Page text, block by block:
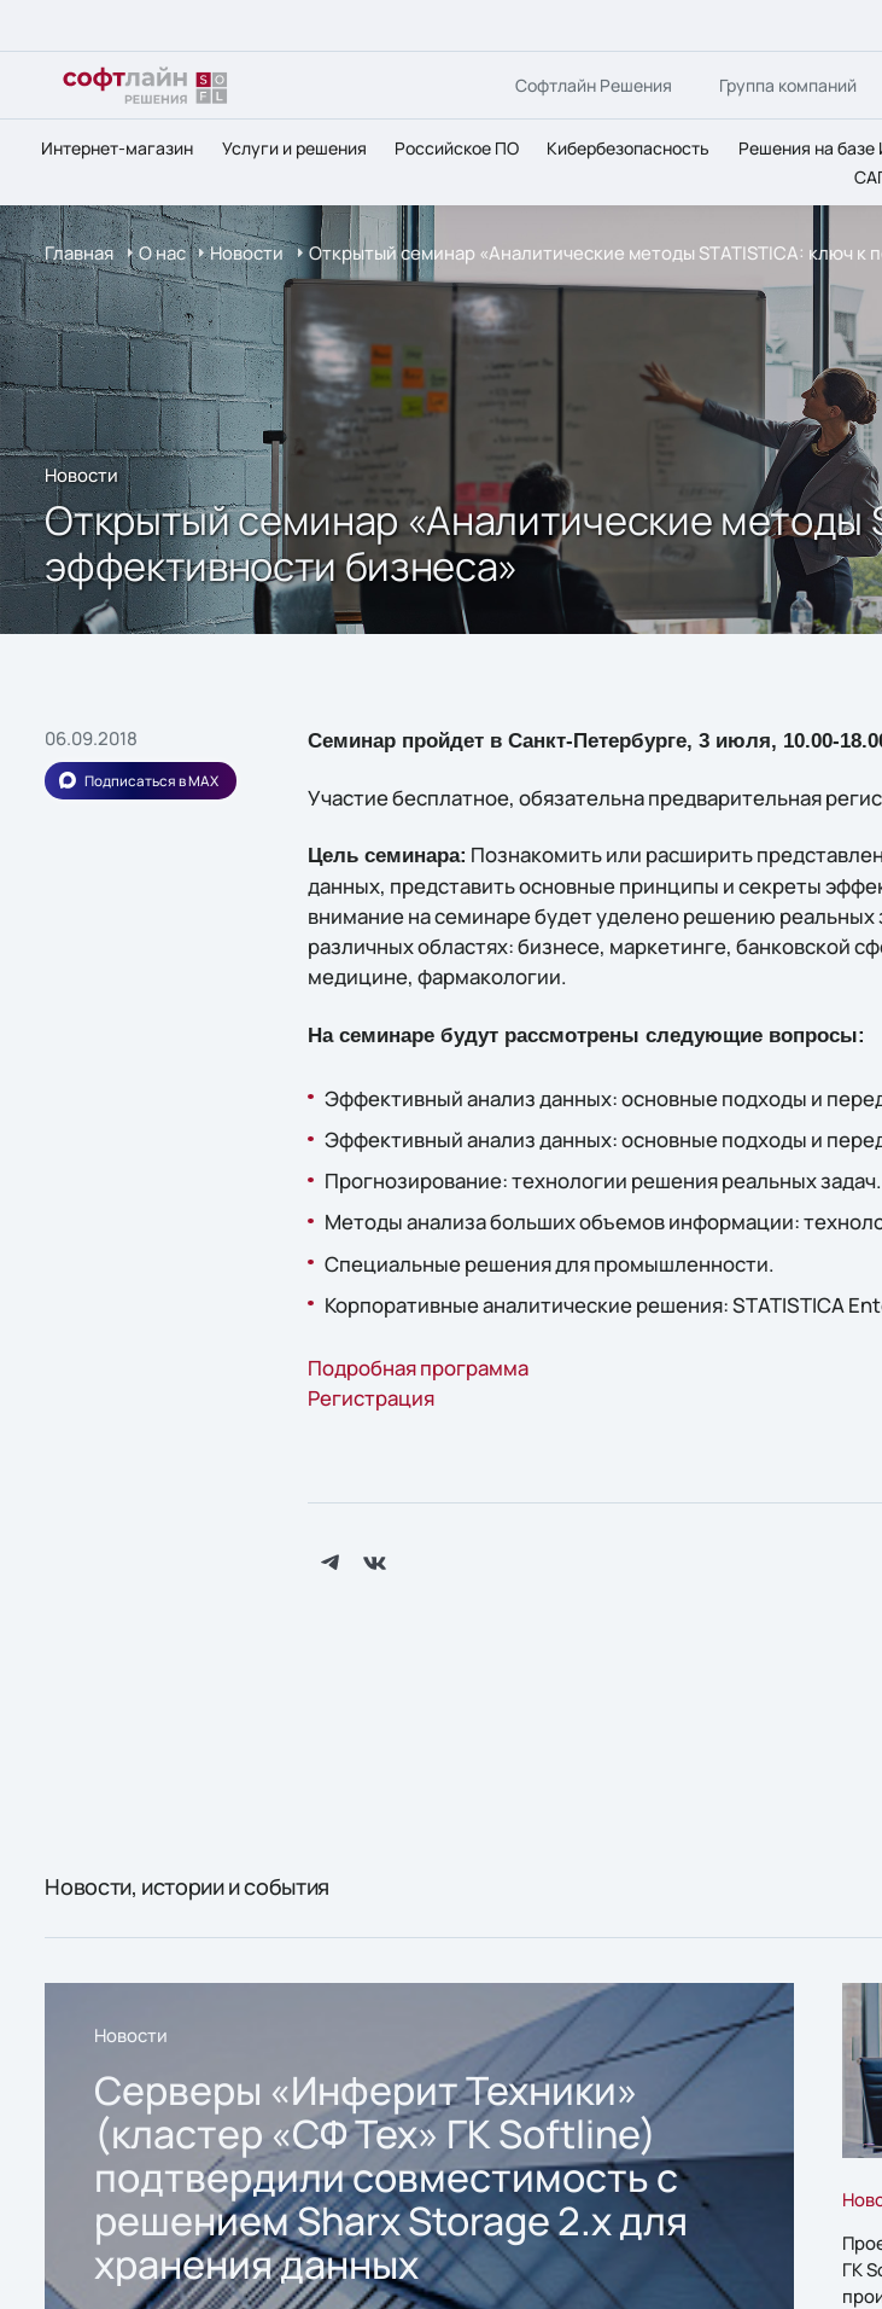
Софтлайн Решения Группа компаний
Интернет-магазин Услуги и решения Российское ПО Кибербезопасность Решения на базе
Главная О нас Новости Открытый семинар «Аналитические методы STATISTICA: ключ
Новости
Открытый семинар «Аналитические методы
эффективности бизнеса»
06.09.2018
Подписаться в MAX
Семинар пройдет в Санкт-Петербурге, 3 июля, 10.00-
Участие бесплатное, обязательна предварительная
Цель семинара: Познакомить или расширить
данных, представить основные принципы и секреты
внимание на семинаре будет уделено решению реальных
различных областях: бизнесе, маркетинге, банковской
медицине, фармакологии.
На семинаре будут рассмотрены следующие вопросы:
Эффективный анализ данных: основные подходы и
Эффективный анализ данных: основные подходы и
Прогнозирование: технологии решения реальных задач.
Методы анализа больших объемов информации:
Специальные решения для промышленности.
Корпоративные аналитические решения: STATISTICA
Подробная программа
Регистрация
Новости, истории и события
Новости
Серверы «Инферит Техники»
(кластер «СФ Тех» ГК Softline)
подтвердили совместимость с
решением Sharx Storage 2.x для
хранения данных
ГК